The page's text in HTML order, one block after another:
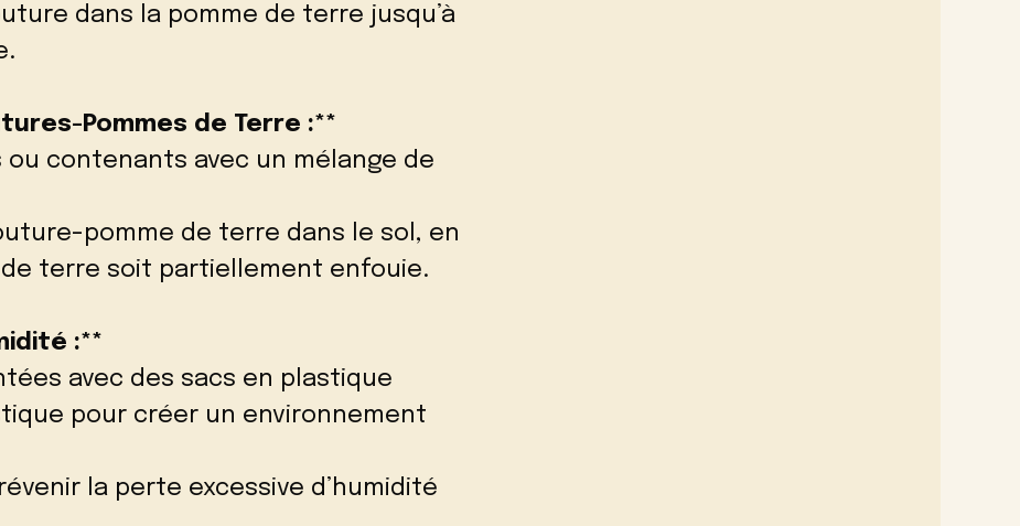
dans la pomme de terre jusqu’à
Pommes de Terre :**
contenants avec un mélange de
pomme de terre dans le sol, en
terre soit partiellement enfouie.
:**
avec des sacs en plastique
pour créer un environnement
la perte excessive d’humidité